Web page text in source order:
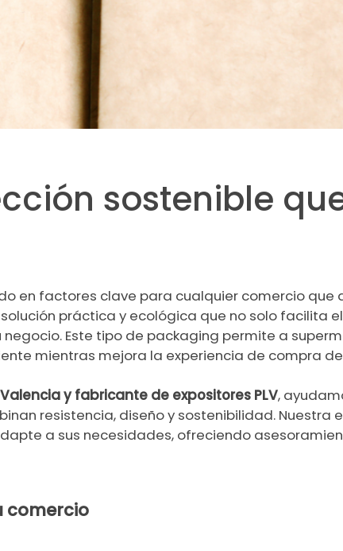
sostenible
en factores clave para cualquier comercio que
práctica y ecológica que no solo facilita
Este tipo de packaging permite a
mientras mejora la experiencia de compra
y fabricante de expositores PLV,
resistencia, diseño y sostenibilidad. Nuestra
a sus necesidades, ofreciendo
comercio